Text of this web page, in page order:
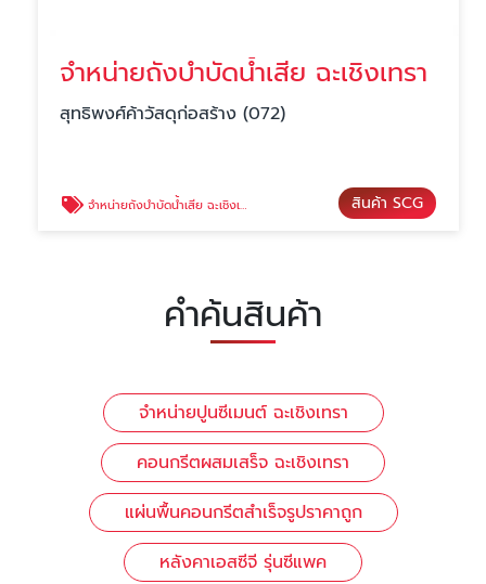
จำหน่ายถังบำบัดน้ำเสีย ฉะเชิงเทรา
สุทธิพงศ์ค้าวัสดุก่อสร้าง (072)
จำหน่ายถังบำบัดน้ำเสีย ฉะเชิงเทรา สินค้า SCG
คำค้นสินค้า
จำหน่ายปูนซีเมนต์ ฉะเชิงเทรา
คอนกรีตผสมเสร็จ ฉะเชิงเทรา
แผ่นพื้นคอนกรีตสําเร็จรูปราคาถูก
หลังคาเอสซีจี รุ่นซีแพค